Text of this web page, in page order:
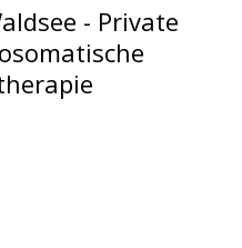
- Private